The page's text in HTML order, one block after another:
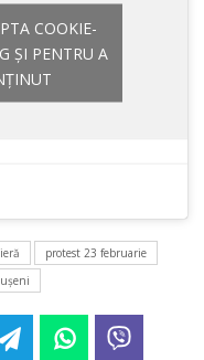
COOKIE-
ȘI PENTRU A
protest 23 februarie